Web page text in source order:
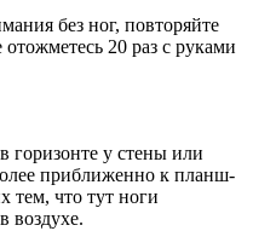
без ног, повторяйте
20 раз с руками
горизонте у стены или
приближенно к планш-
тем, что тут ноги
воздухе.